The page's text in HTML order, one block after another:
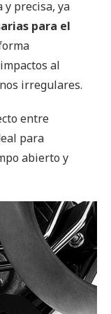
y precisa, ya
para el
al
irregulares.
entre
para
abierto y